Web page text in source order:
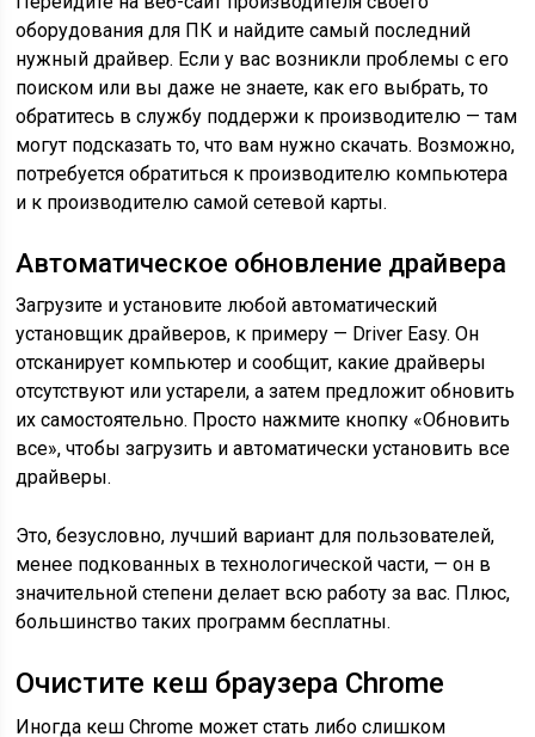
оборудования для ПК и найдите самый последний
нужный драйвер. Если у вас возникли проблемы с его
поиском или вы даже не знаете, как его выбрать, то
обратитесь в службу поддержи к производителю — там
могут подсказать то, что вам нужно скачать. Возможно,
потребуется обратиться к производителю компьютера
и к производителю самой сетевой карты.
Автоматическое обновление драйвера
Загрузите и установите любой автоматический
установщик драйверов, к примеру — Driver Easy. Он
отсканирует компьютер и сообщит, какие драйверы
отсутствуют или устарели, а затем предложит обновить
их самостоятельно. Просто нажмите кнопку «Обновить
все», чтобы загрузить и автоматически установить все
драйверы.
Это, безусловно, лучший вариант для пользователей,
менее подкованных в технологической части, — он в
значительной степени делает всю работу за вас. Плюс,
большинство таких программ бесплатны.
Очистите кеш браузера Chrome
Иногда кеш Chrome может стать либо слишком